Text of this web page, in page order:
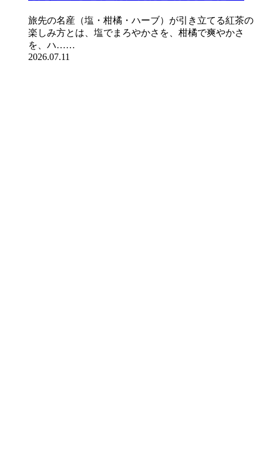
旅先の名産（塩・柑橘・ハーブ）が引き立てる紅茶の
楽しみ方とは、塩でまろやかさを、柑橘で爽やかさ
を、ハ……
2026.07.11